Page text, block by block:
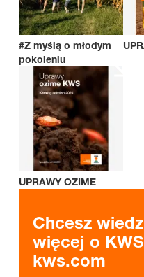
#Z myślą o młodym
pokoleniu
UPRAWY OZIME
Chcesz
więcej o
kws.com